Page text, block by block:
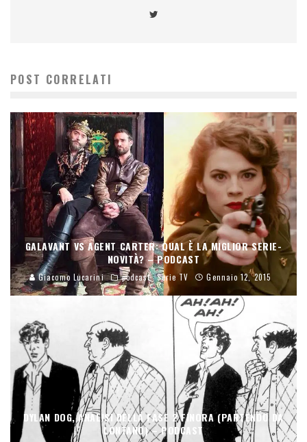
POST CORRELATI
GALAVANT VS AGENT CARTER: QUAL È LA MIGLIOR SERIE-
NOVITÀ? – PODCAST
Giacomo Lucarini podcast Serie TV Gennaio 12, 2015
DYLAN DOG, ANALISI DELLA FASE 2 FINORA (PARTENDO DA
LONTANO) – PODCAST